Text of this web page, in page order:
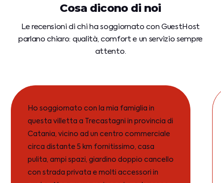
Cosa dicono di noi
Le recensioni di chi ha soggiornato con GuestHost
parlano chiaro: qualità, comfort e un servizio sempre
attento.
Ho soggiornato con la mia famiglia in
questa villetta a Trecastagni in provincia di
Catania, vicino ad un centro commerciale
circa distante 5 km fornitissimo, casa
pulita, ampi spazi, giardino doppio cancello
con strada privata e molti accessori in